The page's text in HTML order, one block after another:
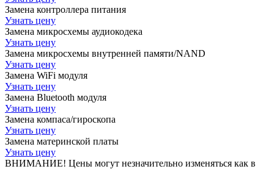
Замена контроллера питания
Узнать цену
Замена микросхемы аудиокодека
Узнать цену
Замена микросхемы внутренней памяти/NAND
Узнать цену
Замена WiFi модуля
Узнать цену
Замена Bluetooth модуля
Узнать цену
Замена компаса/гироскопа
Узнать цену
Замена материнской платы
Узнать цену
ВНИМАНИЕ! Цены могут незначительно изменяться как в